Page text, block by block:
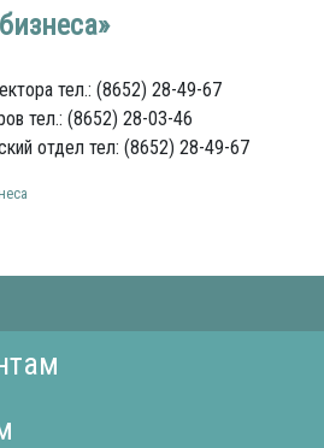
бизнеса»
тел.: (8652) 28-49-67
тел.: (8652) 28-03-46
отдел тел: (8652) 28-49-67